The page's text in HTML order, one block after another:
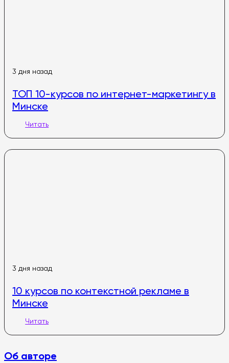
3 дня назад
ТОП 10-курсов по интернет-маркетингу в
Минске
Читать
3 дня назад
10 курсов по контекстной рекламе в
Минске
Читать
Об авторе